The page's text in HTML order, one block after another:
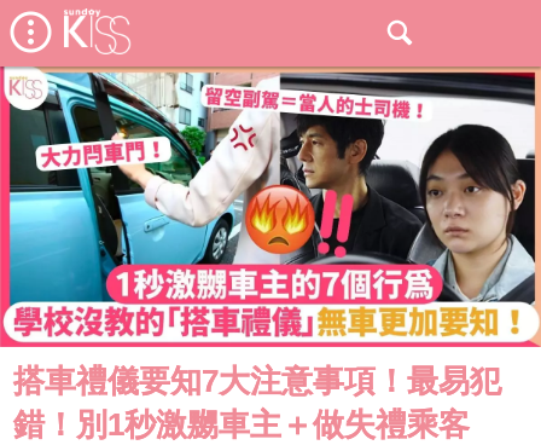
搭車禮儀要知7大注意事項！最易犯
錯！別1秒激嬲車主＋做失禮乘客